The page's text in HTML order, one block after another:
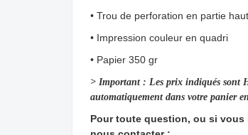
• Trou de perforation en partie
• Impression couleur en quadri
• Papier 350 gr
> Important : Les prix indiqués sont
automatiquement dans votre panier
Pour toute question, ou si